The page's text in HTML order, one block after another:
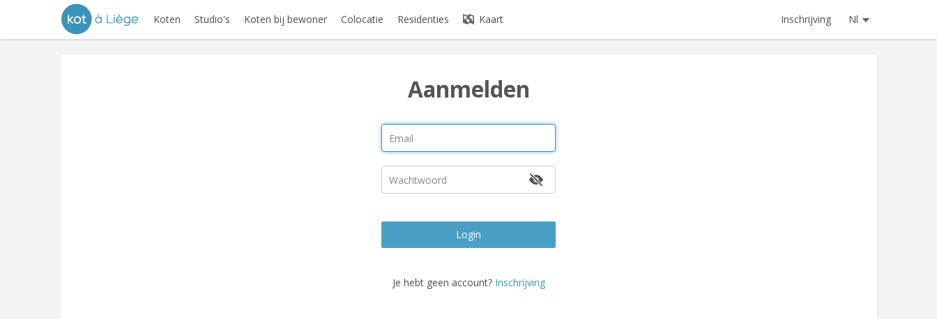
Koten Studio's Koten bij bewoner Colocatie Residenties Kaart Inschrijving Nl
Aanmelden
Login
Je hebt geen account? Inschrijving